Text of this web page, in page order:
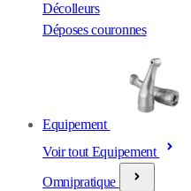
Décolleurs
Déposes couronnes
Equipement
Voir tout Equipement
Omnipratique